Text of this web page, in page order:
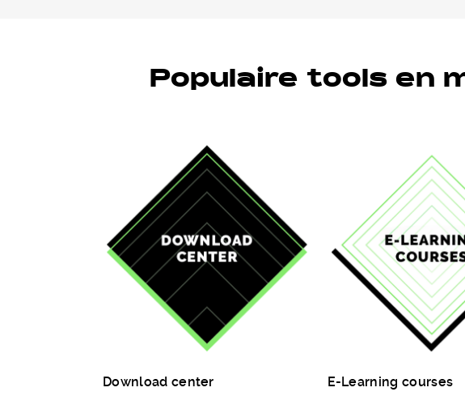
Populaire tools en
Download center
E-Learning courses